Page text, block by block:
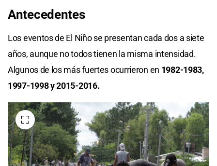
Antecedentes
Los eventos de El Niño se presentan cada dos a siete
años, aunque no todos tienen la misma intensidad.
Algunos de los más fuertes ocurrieron en 1982-1983,
1997-1998 y 2015-2016.